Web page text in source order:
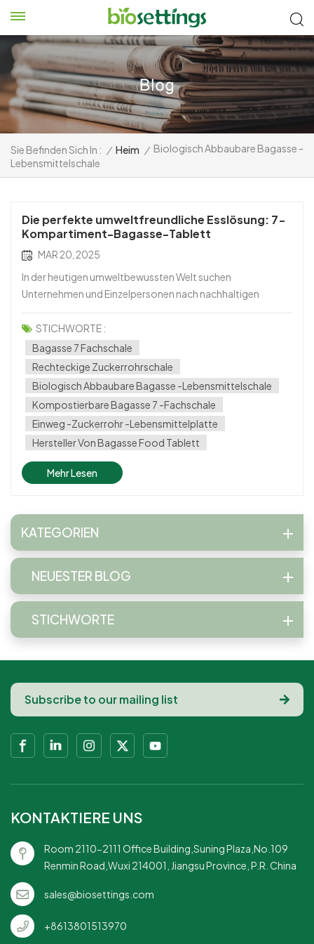
Sie Befinden Sich In : / Heim / Biologisch Abbaubare Bagasse -
Lebensmittelschale
Die perfekte umweltfreundliche Esslösung: 7-
Kompartiment-Bagasse-Tablett
MAR 20, 2025
In der heutigen umweltbewussten Welt suchen
Unternehmen und Einzelpersonen nach nachhaltigen
Alternativen zu traditionellem verfügbarem Geschirr. Die
330 × 230 mm 7-Kompartiment rechteckige biologisch
abbaubare kompostierbare Einweg-Bagasse-Tablett ist
eine ausgezeichnete Wahl für diejenigen, die...
STICHWORTE :
Bagasse 7 Fachschale
Rechteckige Zuckerrohrschale
Biologisch Abbaubare Bagasse -Lebensmittelschale
Kompostierbare Bagasse 7 -Fachschale
Einweg -Zuckerrohr -Lebensmittelplatte
Hersteller Von Bagasse Food Tablett
Mehr Lesen
KATEGORIEN
NEUESTER BLOG
STICHWORTE
KONTAKTIERE UNS
Room 2110-2111 Office Building,Suning Plaza,No.109
Renmin Road,Wuxi 214001, Jiangsu Province, P.R. China
sales@biosettings.com
+8613801513970